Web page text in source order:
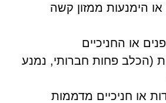
או הימנעות ממזון קשה
או החניכיים
(הכלב פחות חברותי, נמנע
או חניכיים מדממות